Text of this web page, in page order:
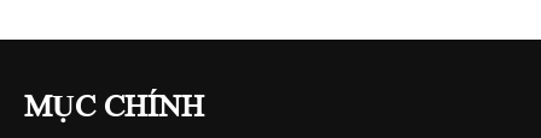
MỤC CHÍNH